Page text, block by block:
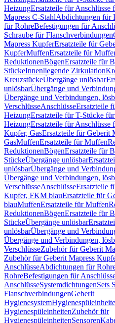
HeizungErsatzteile für Anschlüsse
Mapress C-StahlAbdichtungen für
für RohreBefestigungen für
Schraube für Flanschverbindungen
Mapress KupferErsatzteile für
KupferMuffenErsatzteile für
ReduktionenBögenErsatzteile für
StückeInnenliegende Zirkulation
KreuzstückeÜbergänge unlösbar
unlösbarÜbergänge und
Übergänge und Verbindungen,
VerschlüsseAnschlüsseErsatzteile
HeizungErsatzteile für T-Stücke
HeizungErsatzteile für Anschlüsse
Kupfer, GasErsatzteile für Geberit
GasMuffenErsatzteile für Muffen
ReduktionenBögenErsatzteile für
StückeÜbergänge unlösbar
unlösbarÜbergänge und
Übergänge und Verbindungen,
VerschlüsseAnschlüsseErsatzteile
Kupfer, FKM blauErsatzteile für
blauMuffenErsatzteile für Muffen
ReduktionenBögenErsatzteile für
StückeÜbergänge unlösbar
unlösbarÜbergänge und
Übergänge und Verbindungen,
VerschlüsseZubehör für Geberit
Zubehör für Geberit Mapress
AnschlüsseAbdichtungen für
RohreBefestigungen für
AnschlüsseSystemdichtungenSets
FlanschverbindungenGeberit
Hygienesystem
HygienespüleinheitenZubehör für
HygienespüleinheitenSensoren